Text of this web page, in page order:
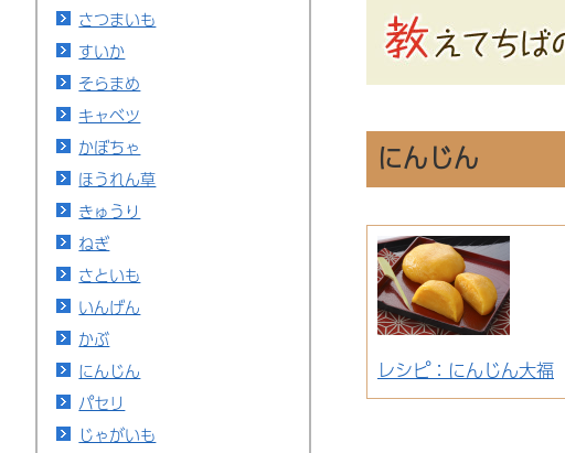
さつまいも
すいか
そらまめ
キャベツ
かぼちゃ
ほうれん草
きゅうり
ねぎ
さといも
いんげん
かぶ
にんじん
パセリ
じゃがいも
にんじん
レシピ：にんじん大福